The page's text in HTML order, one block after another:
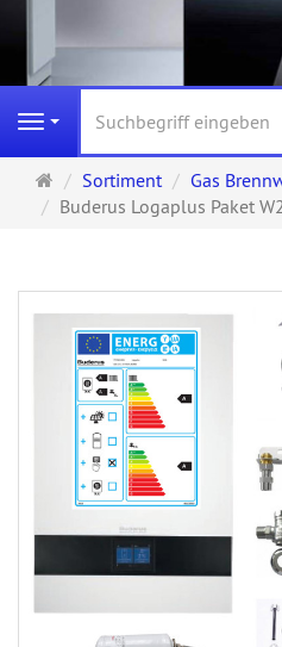
Navigation
Startseite
Sortiment Gas
Buderus Logaplus Paket